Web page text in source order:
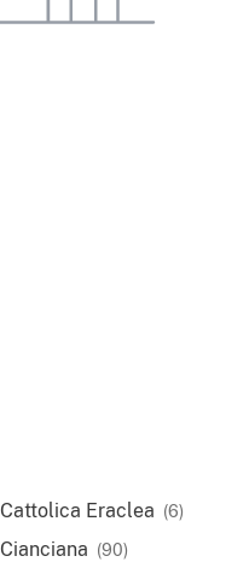
Cattolica Eraclea (6)
Cianciana (90)